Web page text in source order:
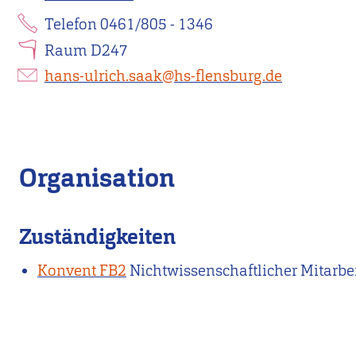
Telefon 0461/805 - 1346
Raum D247
hans-ulrich.saak@hs-flensburg.de
Organisation
Zuständigkeiten
Konvent FB2 Nichtwissenschaftlicher